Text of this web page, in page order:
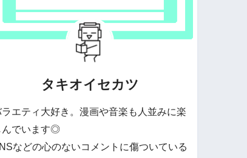
タキオイセカツ
ラエティ大好き。漫画や音楽も人並みに楽
んでいます◎
などの心のないコメントに傷ついている